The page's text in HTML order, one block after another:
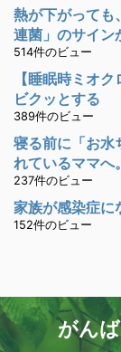
熱が下がって
連菌」のサイン
514件のビュー
【睡眠時ミオ
ビクッとする
389件のビュー
寝る前に「お水
れているママへ。
237件のビュー
家族が感染症に
152件のビュー
がん